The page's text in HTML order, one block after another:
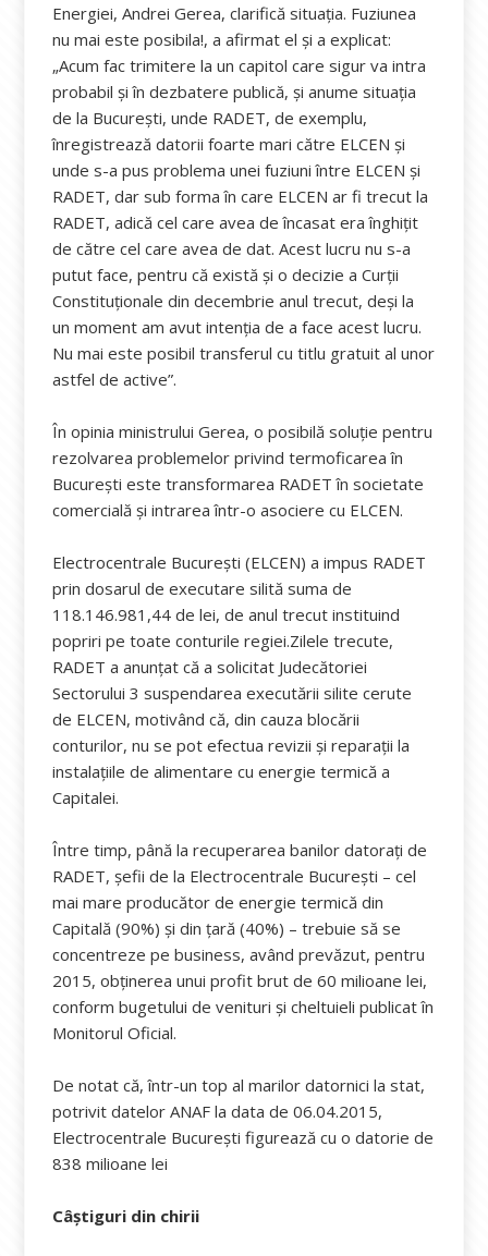
Energiei, Andrei Gerea, clarifică situația. Fuziunea
nu mai este posibila!, a afirmat el și a explicat:
„Acum fac trimitere la un capitol care sigur va intra
probabil şi în dezbatere publică, şi anume situaţia
de la Bucureşti, unde RADET, de exemplu,
înregistrează datorii foarte mari către ELCEN şi
unde s-a pus problema unei fuziuni între ELCEN şi
RADET, dar sub forma în care ELCEN ar fi trecut la
RADET, adică cel care avea de încasat era înghiţit
de către cel care avea de dat. Acest lucru nu s-a
putut face, pentru că există şi o decizie a Curţii
Constituţionale din decembrie anul trecut, deşi la
un moment am avut intenţia de a face acest lucru.
Nu mai este posibil transferul cu titlu gratuit al unor
astfel de active”.
În opinia ministrului Gerea, o posibilă soluţie pentru
rezolvarea problemelor privind termoficarea în
Bucureşti este transformarea RADET în societate
comercială şi intrarea într-o asociere cu ELCEN.
Electrocentrale Bucureşti (ELCEN) a impus RADET
prin dosarul de executare silită suma de
118.146.981,44 de lei, de anul trecut instituind
popriri pe toate conturile regiei.Zilele trecute,
RADET a anunțat că a solicitat Judecătoriei
Sectorului 3 suspendarea executării silite cerute
de ELCEN, motivând că, din cauza blocării
conturilor, nu se pot efectua revizii şi reparaţii la
instalaţiile de alimentare cu energie termică a
Capitalei.
Între timp, până la recuperarea banilor datorați de
RADET, șefii de la Electrocentrale Bucureşti – cel
mai mare producător de energie termică din
Capitală (90%) şi din ţară (40%) – trebuie să se
concentreze pe business, având prevăzut, pentru
2015, obținerea unui profit brut de 60 milioane lei,
conform bugetului de venituri şi cheltuieli publicat în
Monitorul Oficial.
De notat că, într-un top al marilor datornici la stat,
potrivit datelor ANAF la data de 06.04.2015,
Electrocentrale București figurează cu o datorie de
838 milioane lei
Câștiguri din chirii